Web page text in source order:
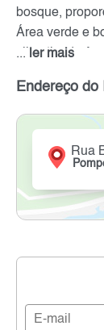
bosque,
Área verde e
climatizada
e
Gerador de
Um
... ler mais
Endereço do
Rua